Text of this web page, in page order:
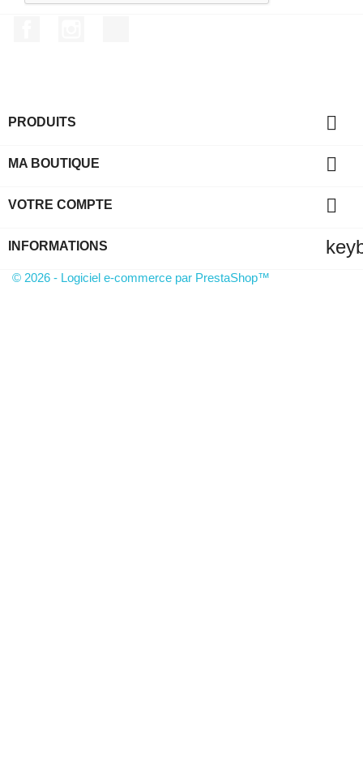
PRODUITS 
MA BOUTIQUE 
VOTRE COMPTE 
INFORMATIONS
© 2026 - Logiciel e-commerce par PrestaShop™